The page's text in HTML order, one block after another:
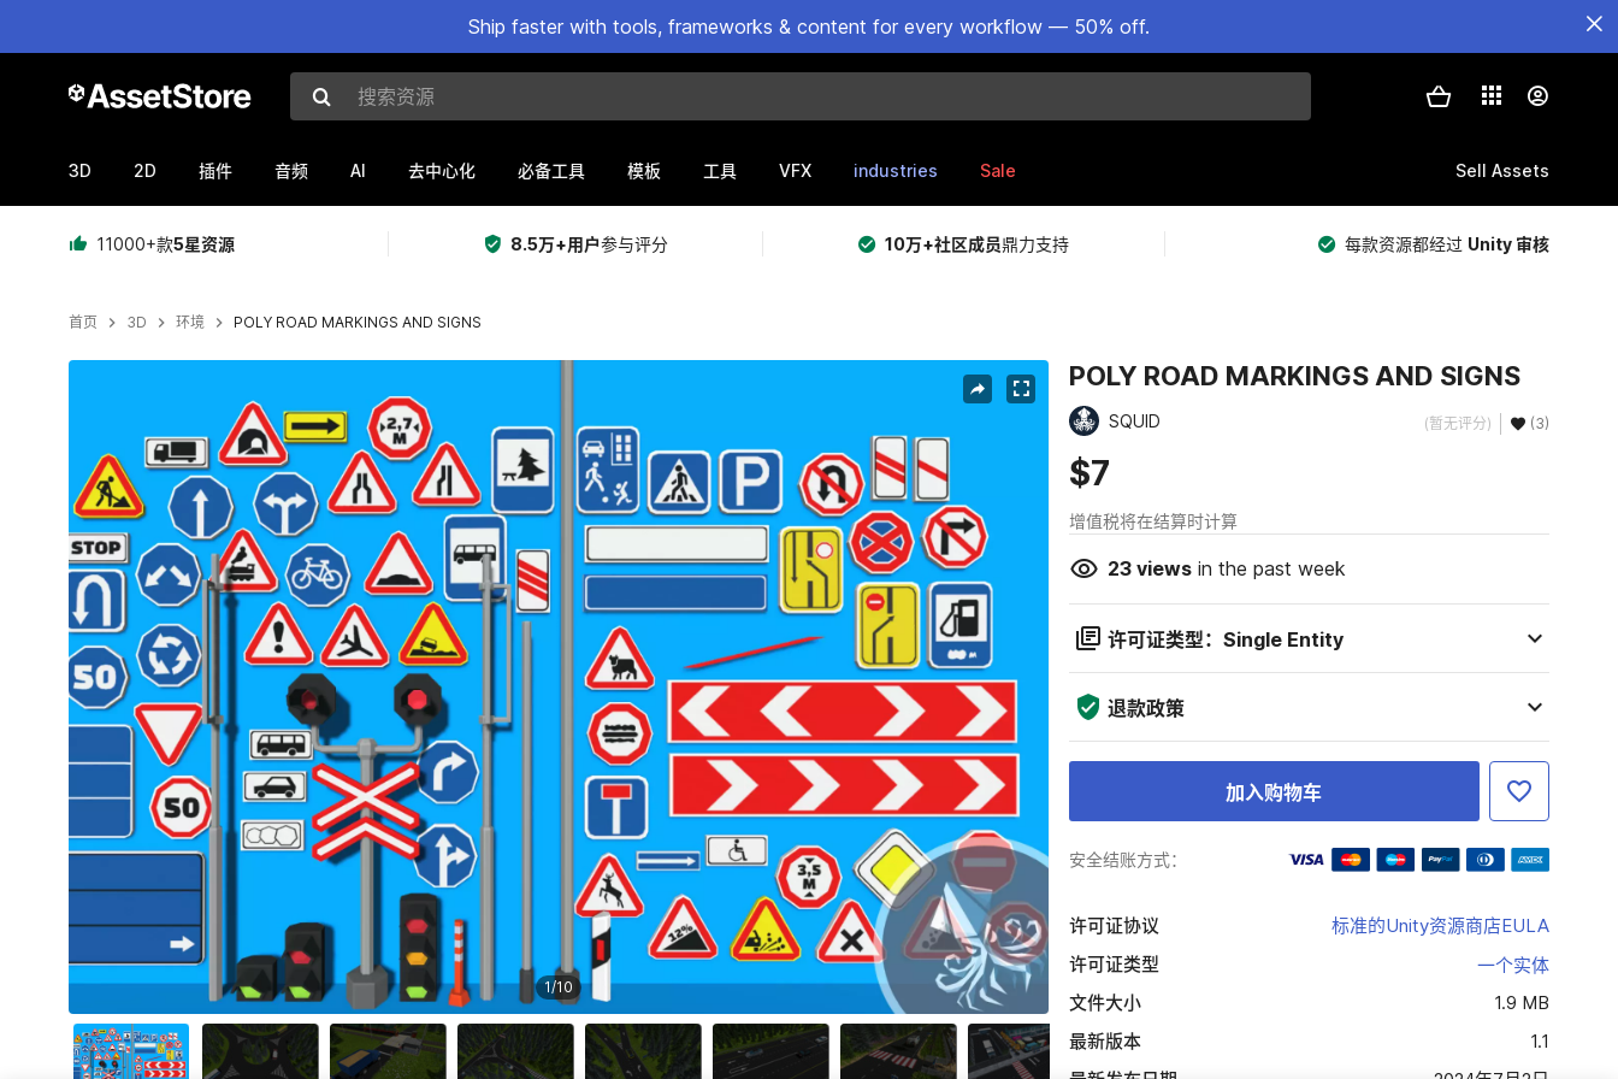
Ship faster with tools, frameworks & content for every workflow — 50% off.
搜索资源
3D 2D 插件 音频 AI 去中心化 必备工具 模板 工具 VFX industries Sale Sell Assets
11000+款5星资源 8.5万+用户参与评分 10万+社区成员鼎力支持 每款资源都经过 Unity 审核
首页 3D 环境 POLY ROAD MARKINGS AND SIGNS
1/10
POLY ROAD MARKINGS AND SIGNS
SQUID (暂无评分) (3)
$7
增值税将在结算时计算
23viewsin the past week
许可证类型：Single Entity
退款政策
加入购物车
安全结账方式：
许可证协议
标准的Unity资源商店EULA
许可证类型
一个实体
文件大小
1.9 MB
最新版本
1.1